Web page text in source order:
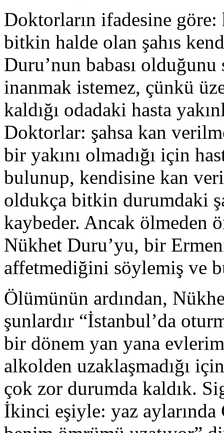
Doktorların ifadesine
bitkin halde olan şahıs
Duru’nun babası
inanmak istemez, çünkü
kaldığı odadaki hasta
Doktorlar: şahsa kan
bir yakını olmadığı için
bulunup, kendisine kan
oldukça bitkin durumdaki
kaybeder. Ancak ölmeden
Nükhet Duru’yu, bir
affetmediğini söylemiş ve
Ölümünün ardından,
şunlardır “İstanbul’da
bir dönem yan yana
alkolden uzaklaşmadığı
çok zor durumda kaldık.
İkinci eşiyle: yaz aylarında